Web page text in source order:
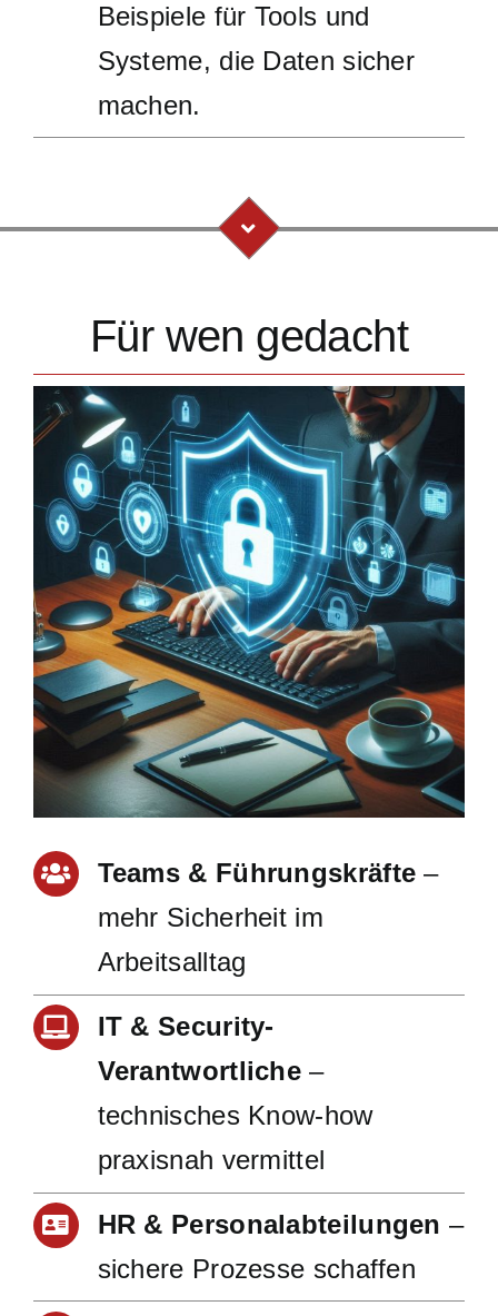
Beispiele für Tools und
Systeme, die Daten sicher
machen.
Für wen gedacht
Teams & Führungskräfte –
mehr Sicherheit im
Arbeitsalltag
IT & Security-
Verantwortliche –
technisches Know-how
praxisnah vermittel
HR & Personalabteilungen –
sichere Prozesse schaffen